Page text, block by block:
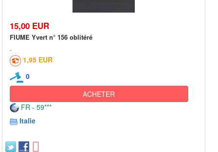
15,00 EUR
FIUME Yvert n° 156 oblitéré
1,95 EUR
0
ACHETER
FR - 59***
Italie